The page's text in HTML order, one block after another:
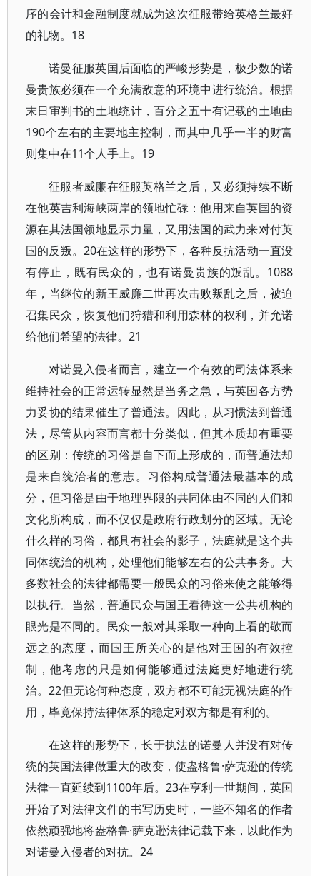
序的会计和金融制度就成为这次征服带给英格兰最好
的礼物。18
诺曼征服英国后面临的严峻形势是，极少数的诺
曼贵族必须在一个充满敌意的环境中进行统治。根据
末日审判书的土地统计，百分之五十有记载的土地由
190个左右的主要地主控制，而其中几乎一半的财富
则集中在11个人手上。19
征服者威廉在征服英格兰之后，又必须持续不断
在他英吉利海峡两岸的领地忙碌：他用来自英国的资
源在其法国领地显示力量，又用法国的武力来对付英
国的反叛。20在这样的形势下，各种反抗活动一直没
有停止，既有民众的，也有诺曼贵族的叛乱。1088
年，当继位的新王威廉二世再次击败叛乱之后，被迫
召集民众，恢复他们狩猎和利用森林的权利，并允诺
给他们希望的法律。21
对诺曼入侵者而言，建立一个有效的司法体系来
维持社会的正常运转显然是当务之急，与英国各方势
力妥协的结果催生了普通法。因此，从习惯法到普通
法，尽管从内容而言都十分类似，但其本质却有重要
的区别：传统的习俗是自下而上形成的，而普通法却
是来自统治者的意志。习俗构成普通法最基本的成
分，但习俗是由于地理界限的共同体由不同的人们和
文化所构成，而不仅仅是政府行政划分的区域。无论
什么样的习俗，都具有社会的影子，法庭就是这个共
同体统治的机构，处理他们能够左右的公共事务。大
多数社会的法律都需要一般民众的习俗来使之能够得
以执行。当然，普通民众与国王看待这一公共机构的
眼光是不同的。民众一般对其采取一种向上看的敬而
远之的态度，而国王所关心的是他对王国的有效控
制，他考虑的只是如何能够通过法庭更好地进行统
治。22但无论何种态度，双方都不可能无视法庭的作
用，毕竟保持法律体系的稳定对双方都是有利的。
在这样的形势下，长于执法的诺曼人并没有对传
统的英国法律做重大的改变，使盎格鲁·萨克逊的传统
法律一直延续到1100年后。23在亨利一世期间，英国
开始了对法律文件的书写历史时，一些不知名的作者
依然顽强地将盎格鲁·萨克逊法律记载下来，以此作为
对诺曼入侵者的对抗。24